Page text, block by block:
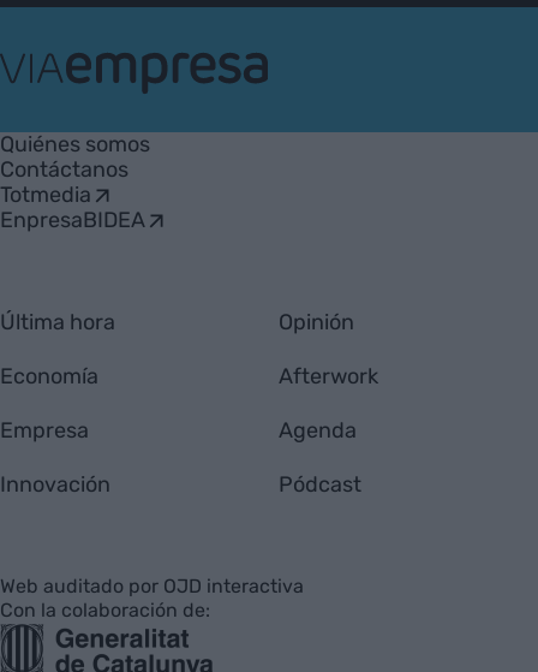
Empresa
Quiénes somos
Contáctanos
Totmedia
EnpresaBIDEA
Última hora
Economía
Empresa
Innovación
Opinión
Afterwork
Agenda
Pódcast
Web auditado por OJD interactiva
Con la colaboración de: